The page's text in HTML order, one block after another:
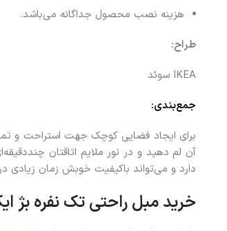
هزینه نصب محصول جداگانه می‌باشد.
طراح:
IKEA سوئد
جمع‌بندی:
برای ایجاد فضایی کوچک جهت استراحت و
آن لم دهید و در نور ملایم اتاقتان
دارد و می‌تواند باکیفیت خوبش زمان زیادی در
خریدمبل راحتی تک نفره بژ